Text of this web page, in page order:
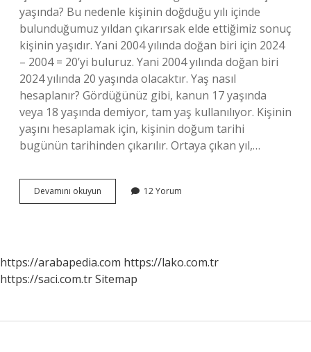
yaşında? Bu nedenle kişinin doğduğu yılı içinde
bulunduğumuz yıldan çıkarırsak elde ettiğimiz sonuç
kişinin yaşıdır. Yani 2004 yılında doğan biri için 2024
– 2004 = 20’yi buluruz. Yani 2004 yılında doğan biri
2024 yılında 20 yaşında olacaktır. Yaş nasıl
hesaplanır? Gördüğünüz gibi, kanun 17 yaşında
veya 18 yaşında demiyor, tam yaş kullanılıyor. Kişinin
yaşını hesaplamak için, kişinin doğum tarihi
bugünün tarihinden çıkarılır. Ortaya çıkan yıl,…
Devamını okuyun
Doğumlu
12 Yorum
https://arabapedia.com https://lako.com.tr
https://saci.com.trSitemap